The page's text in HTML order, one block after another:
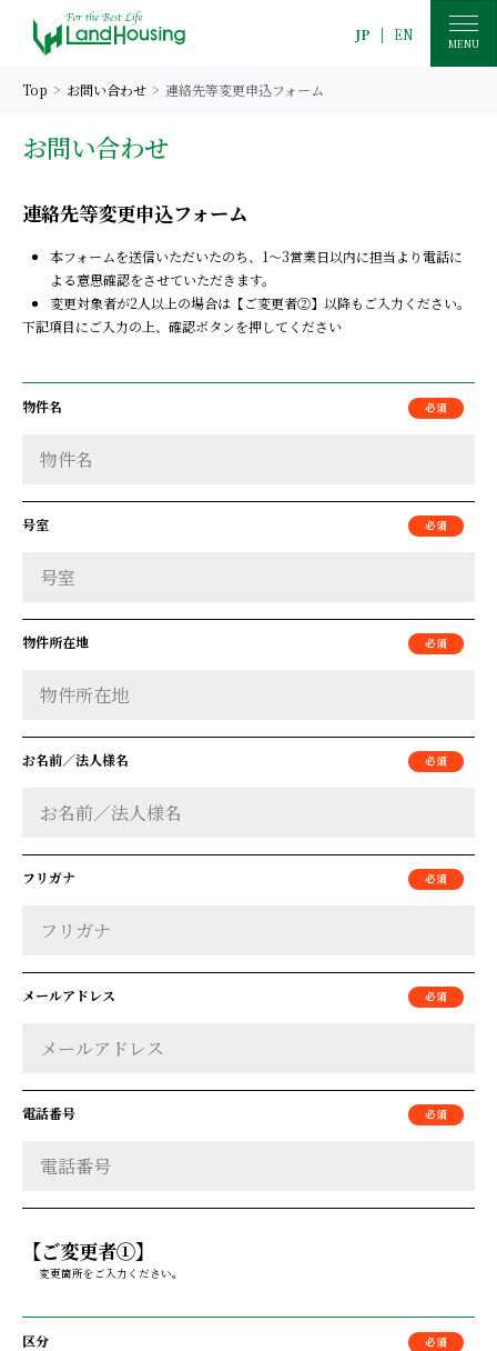
JP | EN
MENU
Top お問い合わせ 連絡先等変更申込フォーム
お問い合わせ
連絡先等変更申込フォーム
本フォームを送信いただいたのち、1～3営業日以内に担当より電話に
よる意思確認をさせていただきます。
変更対象者が2人以上の場合は【ご変更者②】以降もご入力ください。
下記項目にご入力の上、確認ボタンを押してください
物件名
号室
物件所在地
お名前／法人様名
フリガナ
メールアドレス
電話番号
【ご変更者①】
変更箇所をご入力ください。
区分